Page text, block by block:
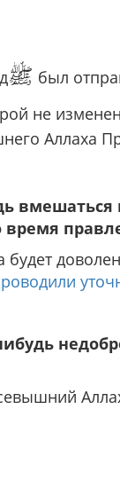
ﷺ был
не
Аллаха
вмешаться